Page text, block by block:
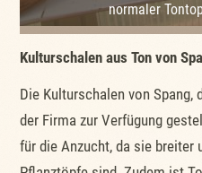
normaler
Kulturschalen aus Ton von
Die Kulturschalen von
der Firma zur Verfügung
für die Anzucht, da sie breiter